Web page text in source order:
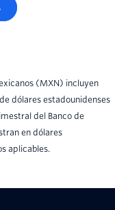
(MXN) incluyen
dólares estadounidenses
del Banco de
en dólares
aplicables.